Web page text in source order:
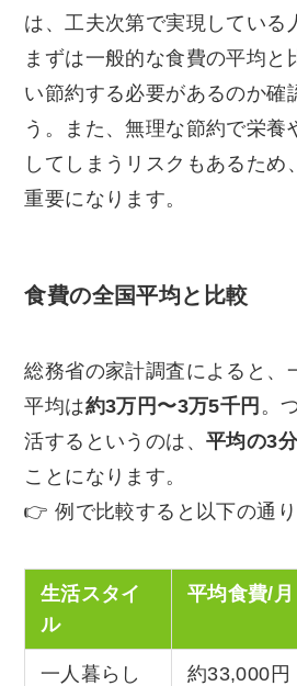
は、工夫次第で実現している
まずは一般的な食費の平均と
い節約する必要があるのか確
う。また、無理な節約で栄養
してしまうリスクもあるため
重要になります。
食費の全国平均と比較
総務省の家計調査によると、
平均は約3万円〜3万5千円 。
活するというのは、平均の3
ことになります。
👉 例で比較すると以下の通り
生活スタイ
ル
平均食費/月
一人暮らし
約33,000円